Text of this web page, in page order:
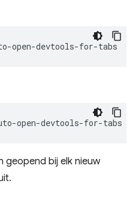
geopend bij elk nieuw